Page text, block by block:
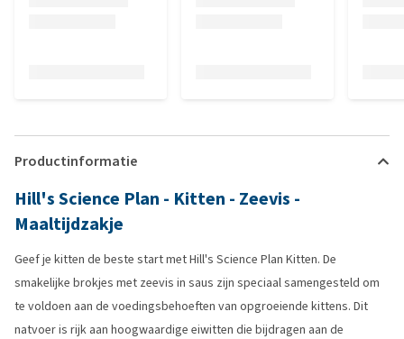
Productinformatie
Hill's Science Plan - Kitten - Zeevis -
Maaltijdzakje
Geef je kitten de beste start met Hill's Science Plan Kitten. De
smakelijke brokjes met zeevis in saus zijn speciaal samengesteld om
te voldoen aan de voedingsbehoeften van opgroeiende kittens. Dit
natvoer is rijk aan hoogwaardige eiwitten die bijdragen aan de